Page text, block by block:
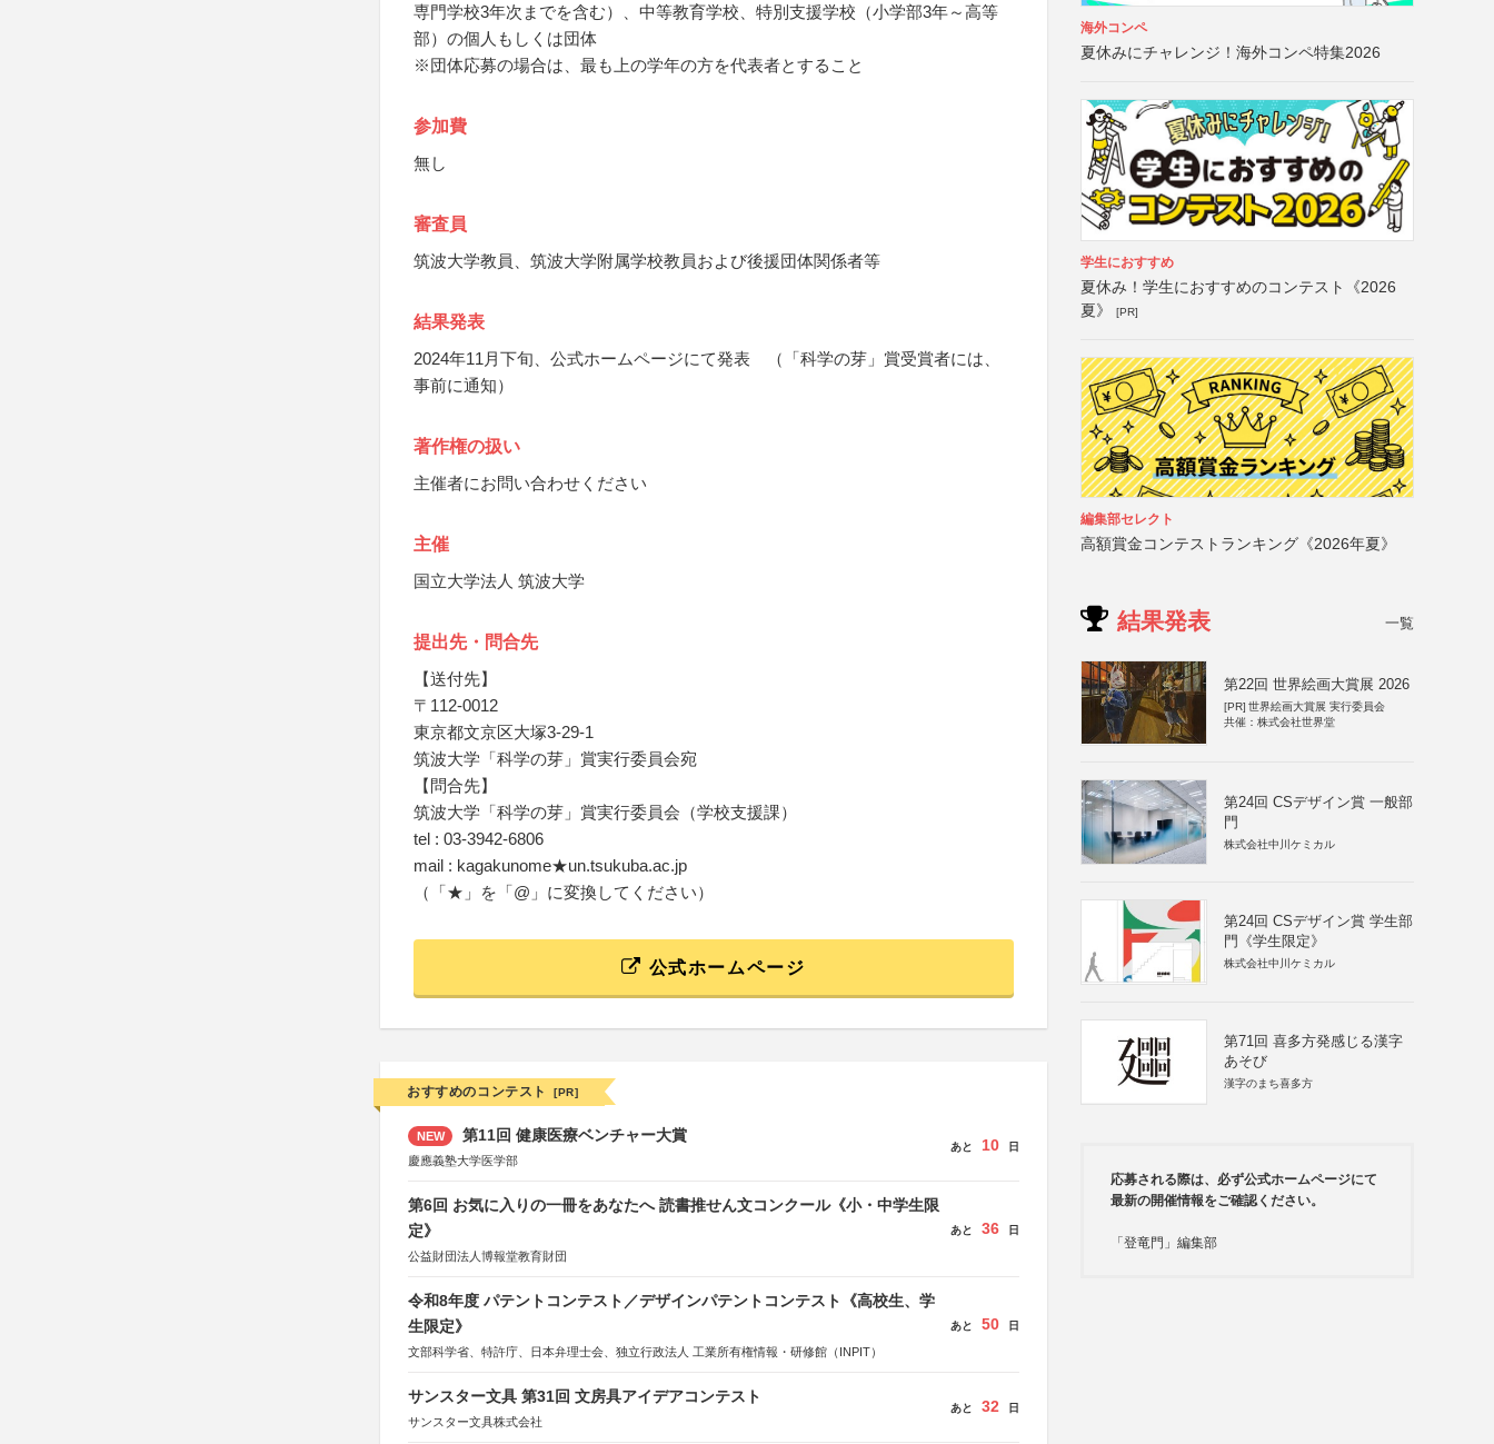
専門学校3年次までを含む）、中等教育学校、特別支援学校（小学部3年～高等
部）の個人もしくは団体
※団体応募の場合は、最も上の学年の方を代表者とすること
参加費
無し
審査員
筑波大学教員、筑波大学附属学校教員および後援団体関係者等
結果発表
2024年11月下旬、公式ホームページにて発表 （「科学の芽」賞受賞者には、
事前に通知）
著作権の扱い
主催者にお問い合わせください
主催
国立大学法人 筑波大学
提出先・問合先
【送付先】
〒112-0012
東京都文京区大塚3-29-1
筑波大学「科学の芽」賞実行委員会宛
【問合先】
筑波大学「科学の芽」賞実行委員会（学校支援課）
tel : 03-3942-6806
mail : kagakunome★un.tsukuba.ac.jp
（「★」を「@」に変換してください）
公式ホームページ
おすすめのコンテスト [PR]
NEW 第11回 健康医療ベンチャー大賞
慶應義塾大学医学部
あと 10 日
第6回 お気に入りの一冊をあなたへ 読書推せん文コンクール《小・中学生限
定》
公益財団法人博報堂教育財団
あと 36 日
令和8年度 パテントコンテスト／デザインパテントコンテスト《高校生、学
生限定》
文部科学省、特許庁、日本弁理士会、独立行政法人 工業所有権情報・研修館（INPIT）
あと 50 日
サンスター文具 第31回 文房具アイデアコンテスト
サンスター文具株式会社
あと 32 日
海外コンペ
夏休みにチャレンジ！海外コンペ特集2026
学生におすすめ
夏休み！学生におすすめのコンテスト《2026
夏》
[PR]
編集部セレクト
高額賞金コンテストランキング《2026年夏》
結果発表 一覧
第22回 世界絵画大賞展 2026
[PR] 世界絵画大賞展 実行委員会
共催：株式会社世界堂
第24回 CSデザイン賞 一般部
門
株式会社中川ケミカル
第24回 CSデザイン賞 学生部
門《学生限定》
株式会社中川ケミカル
第71回 喜多方発感じる漢字
あそび
漢字のまち喜多方
応募される際は、必ず公式ホームページにて
最新の開催情報をご確認ください。
「登竜門」編集部